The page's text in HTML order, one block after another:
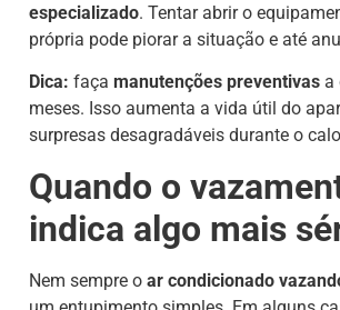
especializado. Tentar abrir o
própria pode piorar a situação e até
Dica: faça manutenções preventivas a
meses. Isso aumenta a vida útil do
surpresas desagradáveis durante o
Quando o
indica algo mais
Nem sempre o ar condicionado